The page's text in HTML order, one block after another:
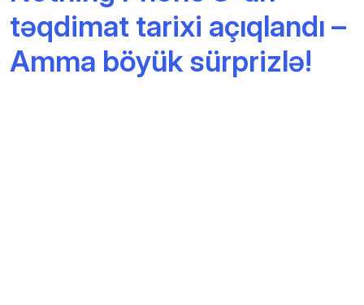
təqdimat tarixi açıqlandı –
Amma böyük sürprizlə!